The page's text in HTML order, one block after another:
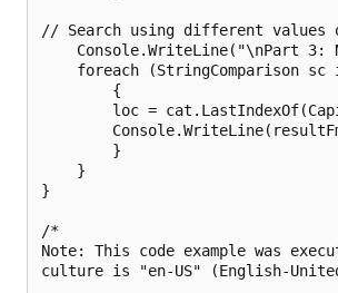
// Search using different values
Console.WriteLine("\nPart 3:
foreach (StringComparison sc
        {
loc =
        }
    }
}
/*
Note: This code example was
culture is "en-US" (English-